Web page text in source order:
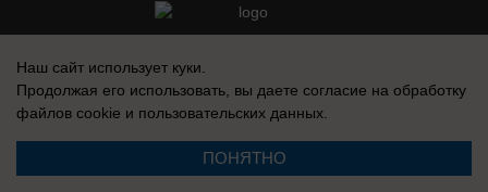
Контакты
Вакансии
Наш сайт использует куки.
Продолжая его использовать, вы даете согласие на обработку
файлов cookie и пользовательских данных.
ПОНЯТНО